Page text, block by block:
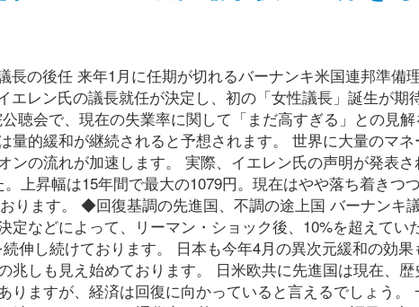
の後任 来年1月に任期が切れるバーナンキ米国連邦準備
エレン氏の議長就任が決定し、初の「女性議長」誕生が期
聴会で、現在の失業率に関して「まだ高すぎる」との見
量的緩和が継続されると予想されます。 世界に大量のマネ
ンの流れが加速します。 実際、イエレン氏の声明が発表さ
上昇幅は15年間で最大の1079円。現在はやや落ち着きつ
ります。 ◆回復基調の先進国、不調の途上国 バーナンキ
定などによって、リーマン・ショック後、10%を超えてい
伸し続けております。 日本も今年4月の異次元緩和の効果
兆しも見え始めております。 日米欧共に先進国は現在、歴
りますが、経済は回復に向かっていると言えるでしょう。